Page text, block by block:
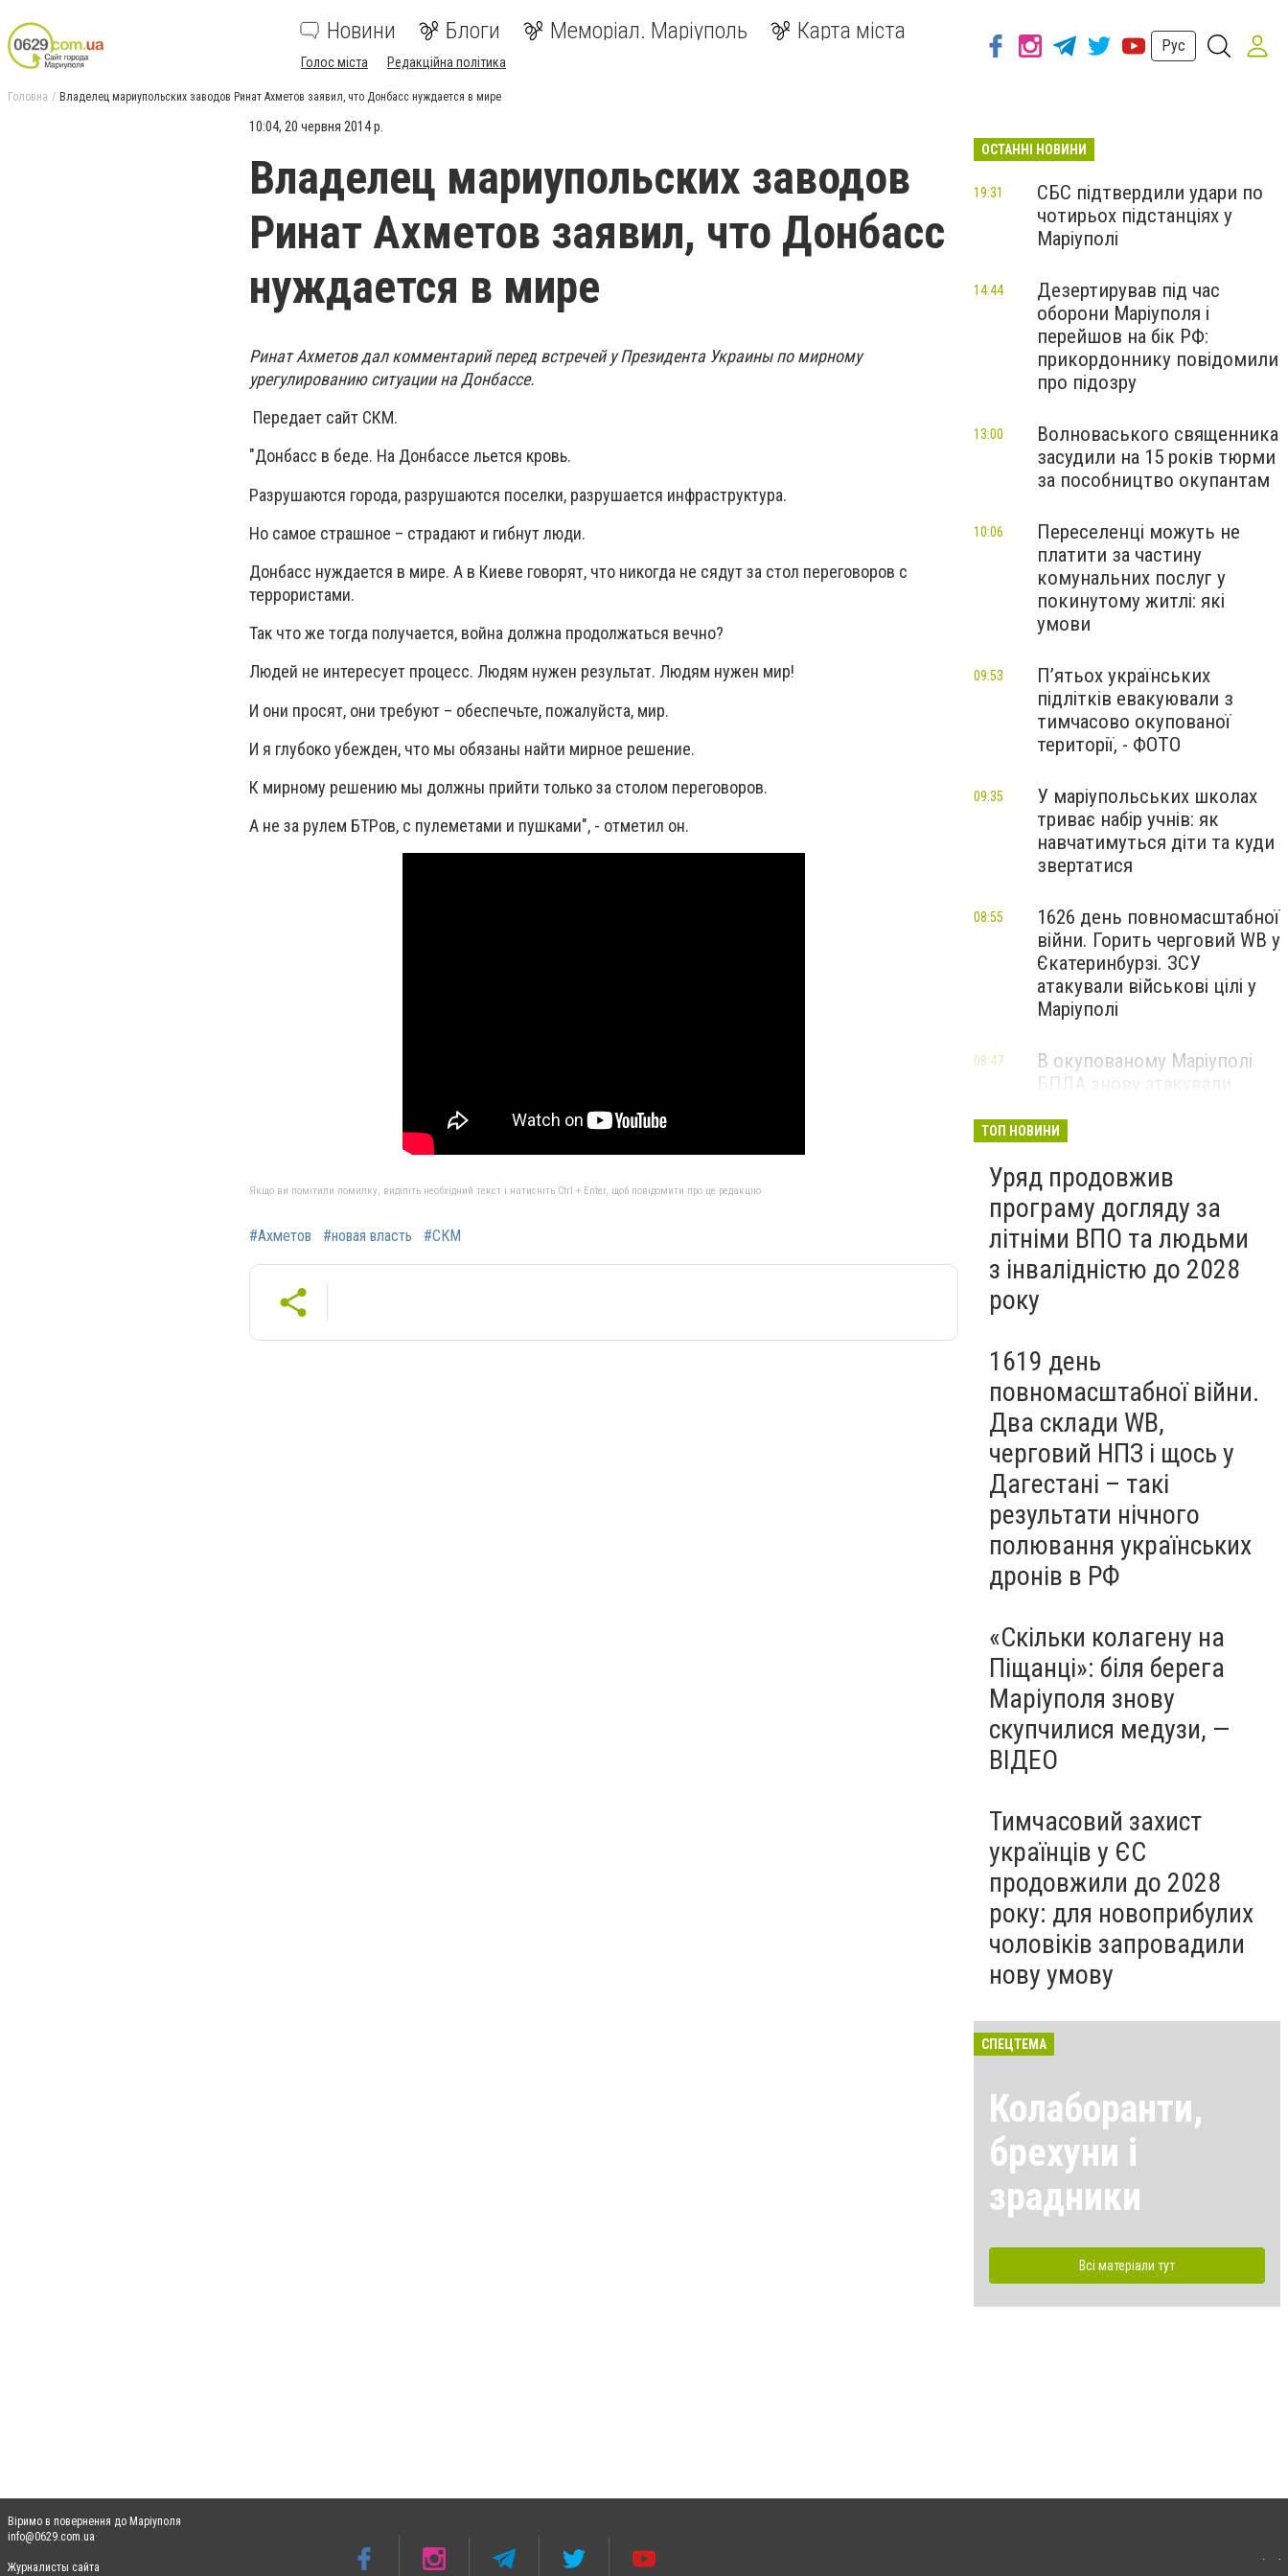
Новини Блоги Меморіал. Маріуполь Карта міста
Голос міста Редакційна політика
Рус
Головна Владелец мариупольских заводов Ринат Ахметов заявил, что Донбасс нуждается в мире
10:04, 20 червня 2014 р.
Владелец мариупольских заводов
Ринат Ахметов заявил, что Донбасс
нуждается в мире
Ринат Ахметов дал комментарий перед встречей у Президента Украины по мирному
урегулированию ситуации на Донбассе.
Передает сайт СКМ.
"Донбасс в беде. На Донбассе льется кровь.
Разрушаются города, разрушаются поселки, разрушается инфраструктура.
Но самое страшное – страдают и гибнут люди.
Донбасс нуждается в мире. А в Киеве говорят, что никогда не сядут за стол переговоров с
террористами.
Так что же тогда получается, война должна продолжаться вечно?
Людей не интересует процесс. Людям нужен результат. Людям нужен мир!
И они просят, они требуют – обеспечьте, пожалуйста, мир.
И я глубоко убежден, что мы обязаны найти мирное решение.
К мирному решению мы должны прийти только за столом переговоров.
А не за рулем БТРов, с пулеметами и пушками", - отметил он.
Якщо ви помітили помилку, виділіть необхідний текст і натисніть Ctrl + Enter, щоб повідомити про це редакцію
#Ахметов #новая власть #СКМ
ОСТАННІ НОВИНИ
СБС підтвердили удари по
чотирьох підстанціях у
Маріуполі
19:31
Дезертирував під час
оборони Маріуполя і
перейшов на бік РФ:
прикордоннику повідомили
про підозру
14:44
Волноваського священника
засудили на 15 років тюрми
за пособництво окупантам
13:00
Переселенці можуть не
платити за частину
комунальних послуг у
покинутому житлі: які
умови
10:06
П’ятьох українських
підлітків евакуювали з
тимчасово окупованої
території, - ФОТО
09:53
У маріупольських школах
триває набір учнів: як
навчатимуться діти та куди
звертатися
09:35
1626 день повномасштабної
війни. Горить черговий WB у
Єкатеринбурзі. ЗСУ
атакували військові цілі у
Маріуполі
08:55
В окупованому Маріуполі
БПЛА знову атакували
— ВІДЕО
08:47
ТОП НОВИНИ
Уряд продовжив
програму догляду за
літніми ВПО та людьми
з інвалідністю до 2028
року
1619 день
повномасштабної війни.
Два склади WB,
черговий НПЗ і щось у
Дагестані – такі
результати нічного
полювання українських
дронів в РФ
«Скільки колагену на
Піщанці»: біля берега
Маріуполя знову
скупчилися медузи, —
ВІДЕО
Тимчасовий захист
українців у ЄС
продовжили до 2028
року: для новоприбулих
чоловіків запровадили
нову умову
СПЕЦТЕМА
Колаборанти,
брехуни і
зрадники
Всі матеріали тут
Віримо в повернення до Маріуполя
info@0629.com.ua
Журналисты сайта